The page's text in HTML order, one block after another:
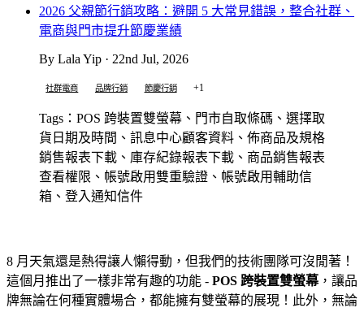
2026 父親節行銷攻略：避開 5 大常見錯誤，整合社群、
電商與門市提升節慶業績
By Lala Yip · 22nd Jul, 2026
社群電商 品牌行銷 節慶行銷 +1
Tags：POS 跨裝置雙螢幕、門市自取條碼、選擇取
貨日期及時間、訊息中心顧客資料、佈商品及規格
銷售報表下載、庫存紀錄報表下載、商品銷售報表
查看權限、帳號啟用雙重驗證、帳號啟用輔助信
箱、登入通知信件
8 月天氣還是熱得讓人懶得動，但我們的技術團隊可沒閒著！
這個月推出了一樣非常有趣的功能 - POS 跨裝置雙螢幕，讓品
牌無論在何種實體場合，都能擁有雙螢幕的展現！此外，無論